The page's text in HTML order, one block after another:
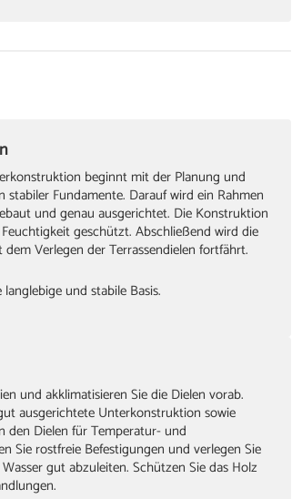
beginnt mit der Planung und
Fundamente. Darauf wird ein Rahmen
und genau ausgerichtet. Die Konstruktion
geschützt. Abschließend wird die
Verlegen der Terrassendielen fortfährt.
und stabile Basis.
und akklimatisieren Sie die Dielen vorab.
ausgerichtete Unterkonstruktion sowie
den Dielen für Temperatur- und
Sie rostfreie Befestigungen und verlegen Sie
gut abzuleiten. Schützen Sie das Holz